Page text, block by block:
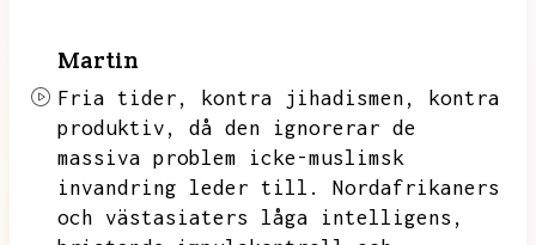
Martin
Fria tider, kontra jihadismen,
kontra
produktiv,
då den ignorerar de
massiva problem icke-muslimsk
invandring leder till.
Nordafrikaners
och västasiaters låga intelligens,